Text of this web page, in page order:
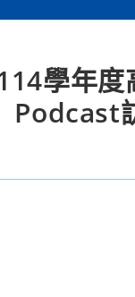
學年
Podcast